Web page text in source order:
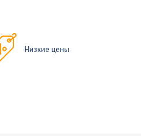
Низкие цены